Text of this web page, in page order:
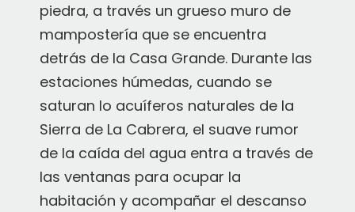
piedra, a través un grueso muro de
mampostería que se encuentra
detrás de la Casa Grande. Durante las
estaciones húmedas, cuando se
saturan lo acuíferos naturales de la
Sierra de La Cabrera, el suave rumor
de la caída del agua entra a través de
las ventanas para ocupar la
habitación y acompañar el descanso